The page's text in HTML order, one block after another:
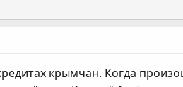
крымчан. Когда